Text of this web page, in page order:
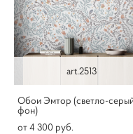
art.2513
Обои Эмтор (светло-
фон)
от 4 300 pуб.